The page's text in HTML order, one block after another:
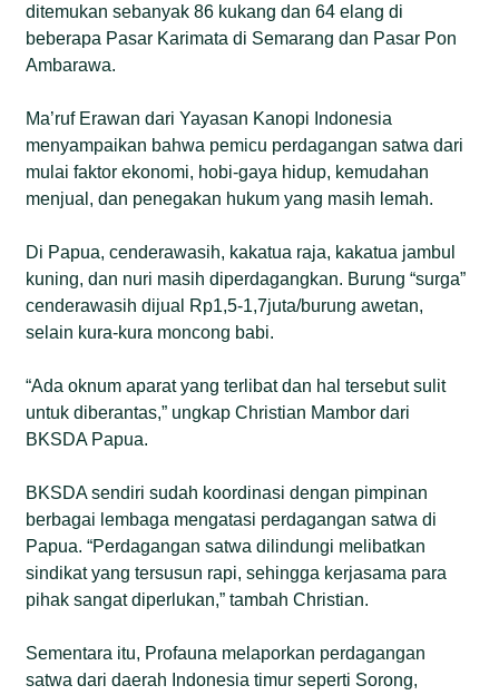
ditemukan sebanyak 86 kukang dan 64 elang di
beberapa Pasar Karimata di Semarang dan Pasar Pon
Ambarawa.
Ma’ruf Erawan dari Yayasan Kanopi Indonesia
menyampaikan bahwa pemicu perdagangan satwa dari
mulai faktor ekonomi, hobi-gaya hidup, kemudahan
menjual, dan penegakan hukum yang masih lemah.
Di Papua, cenderawasih, kakatua raja, kakatua jambul
kuning, dan nuri masih diperdagangkan. Burung “surga”
cenderawasih dijual Rp1,5-1,7juta/burung awetan,
selain kura-kura moncong babi.
“Ada oknum aparat yang terlibat dan hal tersebut sulit
untuk diberantas,” ungkap Christian Mambor dari
BKSDA Papua.
BKSDA sendiri sudah koordinasi dengan pimpinan
berbagai lembaga mengatasi perdagangan satwa di
Papua. “Perdagangan satwa dilindungi melibatkan
sindikat yang tersusun rapi, sehingga kerjasama para
pihak sangat diperlukan,” tambah Christian.
Sementara itu, Profauna melaporkan perdagangan
satwa dari daerah Indonesia timur seperti Sorong,